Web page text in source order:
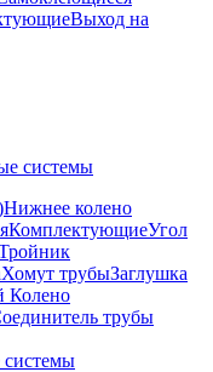
Выход на
системы
Нижнее колено
КомплектующиеУгол
Хомут трубыЗаглушка
Колено
трубы
системы